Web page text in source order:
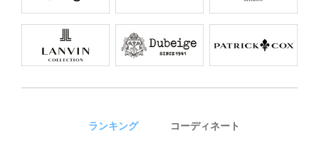
ランキング コーディネート